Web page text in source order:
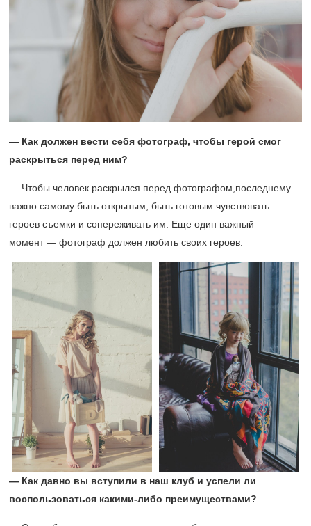
— Как должен вести себя фотограф, чтобы герой смог
раскрыться перед ним?
— Чтобы человек раскрылся перед фотографом,последнему
важно самому быть открытым, быть готовым чувствовать
героев съемки и сопереживать им. Еще один важный
момент — фотограф должен любить своих героев.
— Как давно вы вступили в наш клуб и успели ли
воспользоваться какими-либо преимуществами?